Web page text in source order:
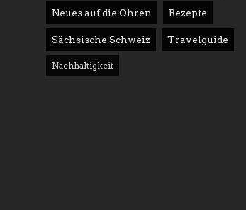
Neues auf die Ohren Rezepte
Sächsische Schweiz Travelguide
Nachhaltigkeit